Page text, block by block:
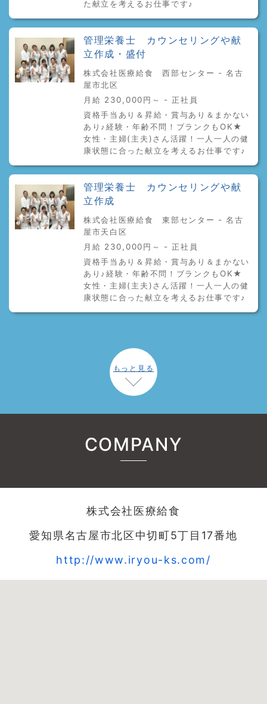
た献立を考えるお仕事です♪
管理栄養士 カウンセリングや献
立作成・盛付
株式会社医療給食 西部センター - 名古
屋市北区
月給 230,000円～ - 正社員
資格手当あり＆昇給・賞与あり＆まかない
あり♪経験・年齢不問！ブランクもOK★
女性・主婦(主夫)さん活躍！一人一人の健
康状態に合った献立を考えるお仕事です♪
管理栄養士 カウンセリングや献
立作成
株式会社医療給食 東部センター - 名古
屋市天白区
月給 230,000円～ - 正社員
資格手当あり＆昇給・賞与あり＆まかない
あり♪経験・年齢不問！ブランクもOK★
女性・主婦(主夫)さん活躍！一人一人の健
康状態に合った献立を考えるお仕事です♪
もっと見る
COMPANY
株式会社医療給食
愛知県名古屋市北区中切町5丁目17番地
http://www.iryou-ks.com/